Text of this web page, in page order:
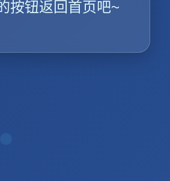
按钮返回首页吧~